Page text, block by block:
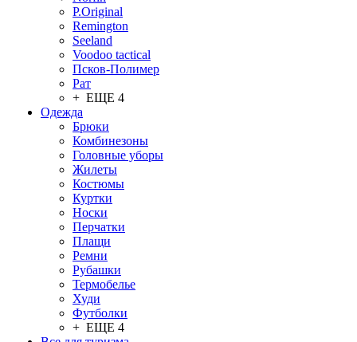
P.Original
Remington
Seeland
Voodoo tactical
Псков-Полимер
Рат
+ ЕЩЕ 4
Одежда
Брюки
Комбинезоны
Головные уборы
Жилеты
Костюмы
Куртки
Носки
Перчатки
Плащи
Ремни
Рубашки
Термобелье
Худи
Футболки
+ ЕЩЕ 4